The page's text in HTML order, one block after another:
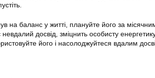
на баланс у житті, плануйте його за
досвід, зміцнить особисту
його і насолоджуйтеся вдалим